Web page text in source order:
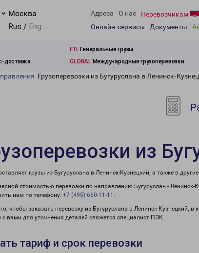
Москва
Rus / Eng
Адреса О нас Перевозчикам
Онлайн-сервисы
Документы
FTLГенеральные грузы
доставка GLOBALМеждународные грузоперевозки
Грузоперевозки из Бугуруслана в Ленинск-
из
грузы из Бугуруслана в Ленинск-Кузнецкий, а также в
стоимостью перевозки по направлению Бугуруслан -
нам по телефону: +7 (495) 660-11-11 .
чтобы заказать перевозку из Бугуруслана в Ленинск-Кузнецкий,
с вами для уточнения деталей свяжется специалист ПЭК.
тариф и срок перевозки